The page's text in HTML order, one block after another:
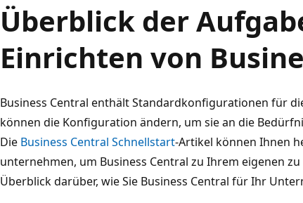
Überblick der
Einrichten von
Business Central enthält Standardkonfigurationen für
können die Konfiguration ändern, um sie an die
Die Business Central Schnellstart-Artikel können Ihnen
unternehmen, um Business Central zu Ihrem eigenen
Überblick darüber, wie Sie Business Central für Ihr